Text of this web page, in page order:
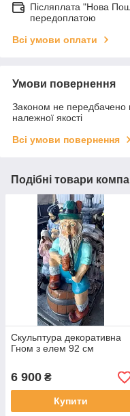
Післяплата "Нова
передоплатою
Всі умови оплати
Умови повернення
Законом не передбачено
належної якості
Всі умови повернення
Подібні товари
Скульптура декоративна
Гном з елем 92 см
6 900 ₴
Купити